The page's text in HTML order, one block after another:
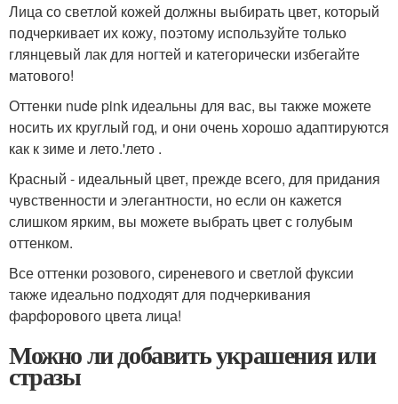
Лица со светлой кожей должны выбирать цвет, который
подчеркивает их кожу, поэтому используйте только
глянцевый лак для ногтей и категорически избегайте
матового!
Оттенки nude pink идеальны для вас, вы также можете
носить их круглый год, и они очень хорошо адаптируются
как к зиме и лето.'лето .
Красный - идеальный цвет, прежде всего, для придания
чувственности и элегантности, но если он кажется
слишком ярким, вы можете выбрать цвет с голубым
оттенком.
Все оттенки розового, сиреневого и светлой фуксии
также идеально подходят для подчеркивания
фарфорового цвета лица!
Можно ли добавить украшения или
стразы